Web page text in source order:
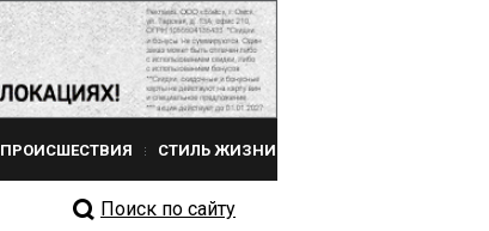
ПРОИСШЕСТВИЯ СТИЛЬ ЖИЗНИ
Поиск по сайту